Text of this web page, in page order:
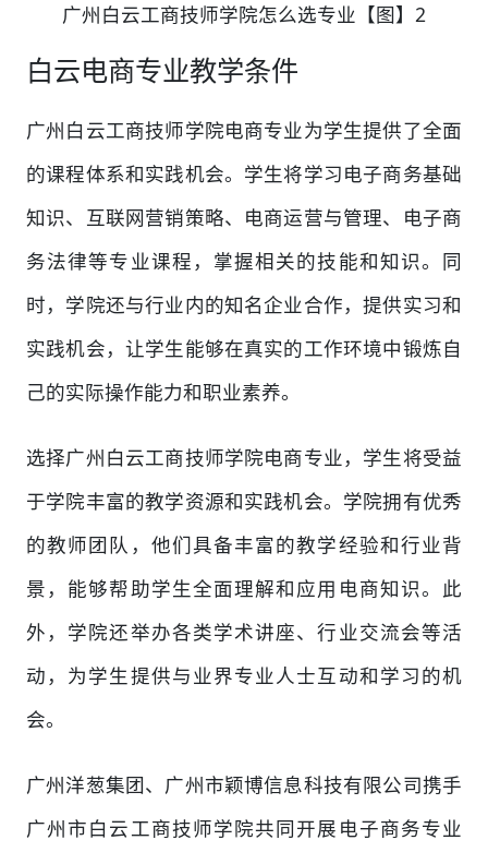
广州白云工商技师学院怎么选专业【图】2
白云电商专业教学条件
广州白云工商技师学院电商专业为学生提供了全面
的课程体系和实践机会。学生将学习电子商务基础
知识、互联网营销策略、电商运营与管理、电子商
务法律等专业课程，掌握相关的技能和知识。同
时，学院还与行业内的知名企业合作，提供实习和
实践机会，让学生能够在真实的工作环境中锻炼自
己的实际操作能力和职业素养。
选择广州白云工商技师学院电商专业，学生将受益
于学院丰富的教学资源和实践机会。学院拥有优秀
的教师团队，他们具备丰富的教学经验和行业背
景，能够帮助学生全面理解和应用电商知识。此
外，学院还举办各类学术讲座、行业交流会等活
动，为学生提供与业界专业人士互动和学习的机
会。
广州洋葱集团、广州市颖博信息科技有限公司携手
广州市白云工商技师学院共同开展电子商务专业